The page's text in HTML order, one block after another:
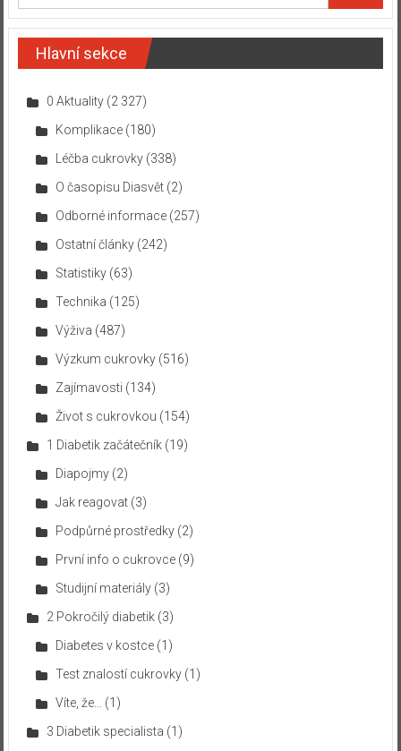
Hlavní sekce
0 Aktuality(2 327)
Komplikace(180)
Léčba cukrovky(338)
O časopisu Diasvět(2)
Odborné informace(257)
Ostatní články(242)
Statistiky(63)
Technika (125)
Výživa (487)
Výzkum cukrovky(516)
Zajímavosti (134)
Život s cukrovkou (154)
1 Diabetik začátečník(19)
Diapojmy(2)
Jak reagovat(3)
Podpůrné prostředky(2)
První info o cukrovce(9)
Studijní materiály(3)
2 Pokročilý diabetik(3)
Diabetes v kostce(1)
Test znalostí cukrovky(1)
Víte, že…
(1)
3 Diabetik specialista (1)